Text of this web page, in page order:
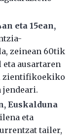
eta 15ean,
zeinean 60tik
ausartaren
zientifikoekiko
Euskalduna
eta
tailer,